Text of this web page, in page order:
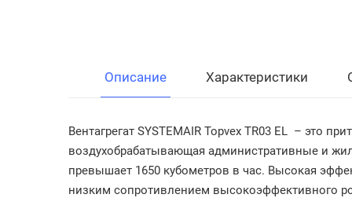
Описание Характеристики
Вентагрегат SYSTEMAIR Topvex TR03 EL – это
воздухобрабатывающая административные и
превышает 1650 кубометров в час. Высокая
низким сопротивлением высокоэффективного